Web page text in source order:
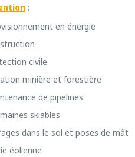
:
en énergie
civile
minière et forestière
de pipelines
skiables
dans le sol et poses de mât
éolienne